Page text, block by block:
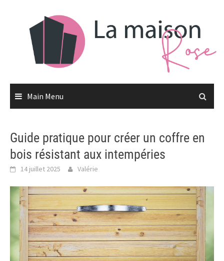
Main Menu
Guide pratique pour créer un coffre en
bois résistant aux intempéries
14 juillet 2025 Valérie